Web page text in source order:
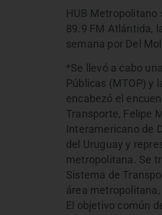
HUB Metropolitano
89.9 FM Atlántida,
semana por Del
*Se llevó a cabo
Públicas (MTOP) y
encabezó el
Transporte, Felipe
Interamericano de
del Uruguay y
metropolitana. Se
Sistema de
área
El objetivo común